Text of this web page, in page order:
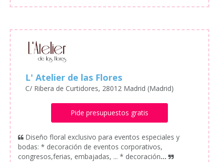
L' Atelier de las Flores
C/ Ribera de Curtidores, 28012 Madrid (Madrid)
Pide presupuestos gratis
Diseño floral exclusivo para eventos especiales y
bodas: * decoración de eventos corporativos,
congresos,ferias, embajadas, ... * decoración...